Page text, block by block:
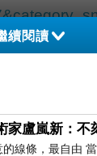
MARK，
續閱讀
的線條，最自由